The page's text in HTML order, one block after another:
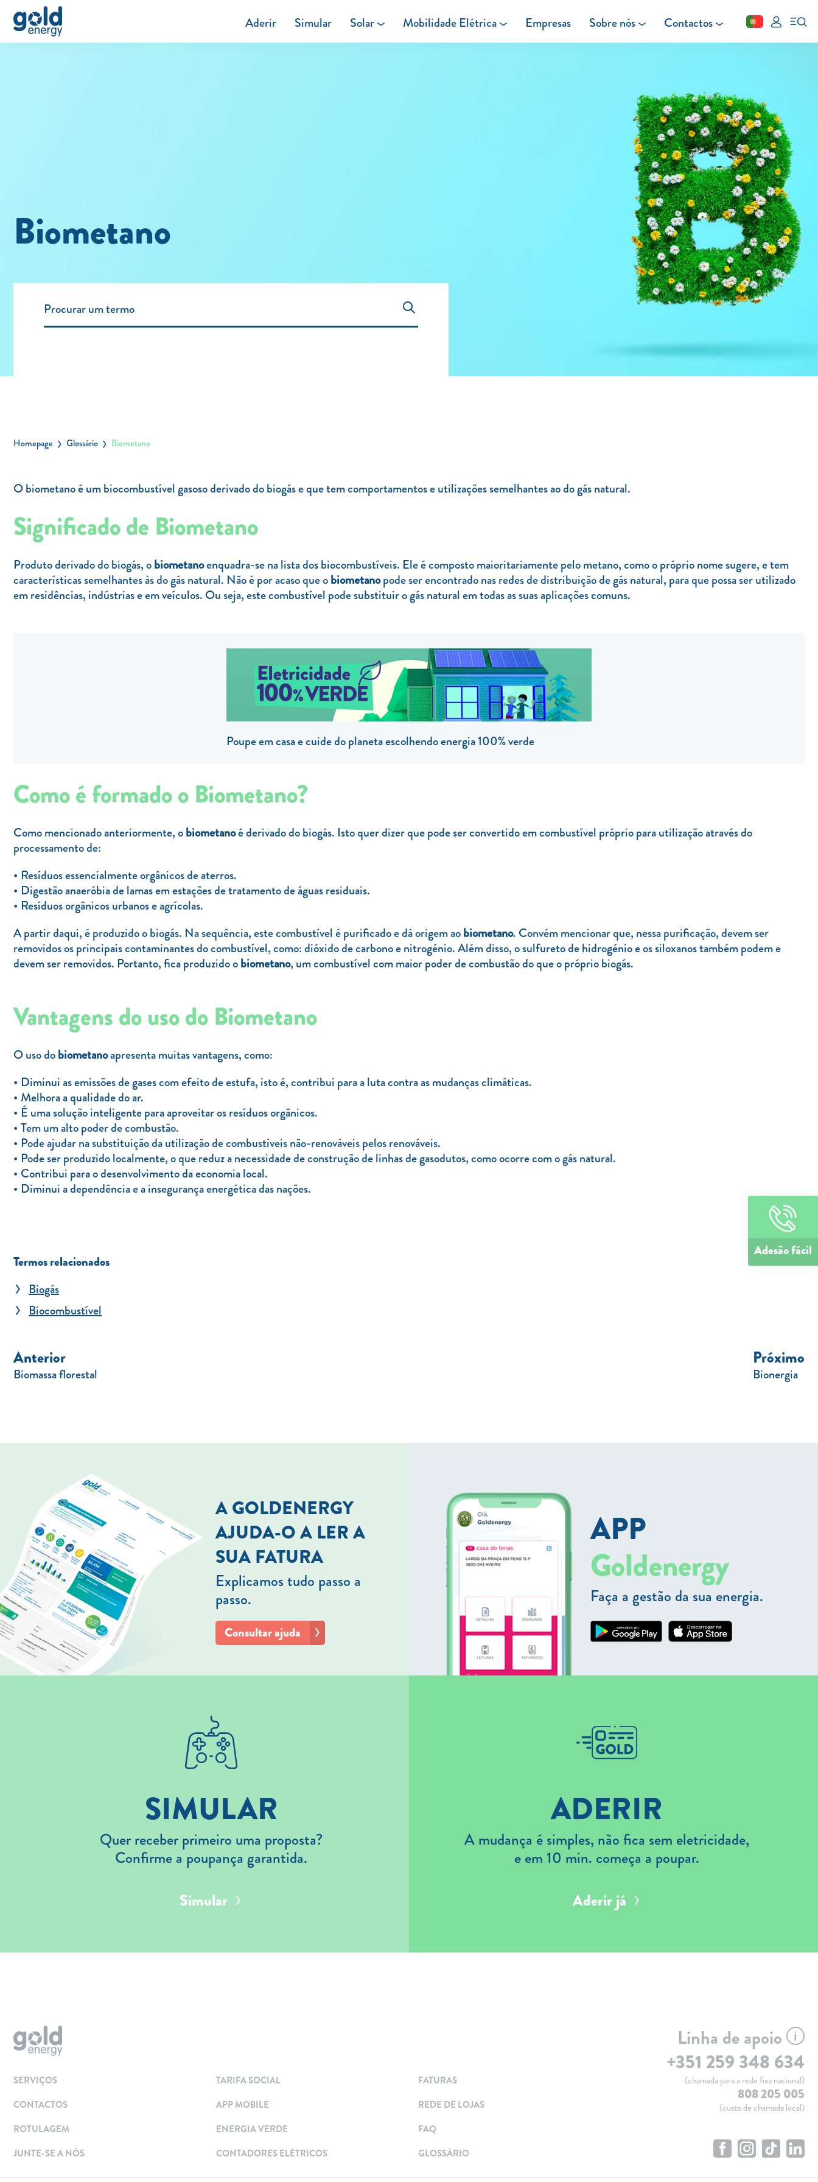
Aderir Simular Solar Mobilidade Elétrica Empresas Sobre nós Contactos
Simular
Solar
Painéis Solares
Excedentes de Produção
Energia verde
Mobilidade Elétrica
Carregar em Casa
Fechar
Biometano
Homepage Glossário Biometano
O biometano é um biocombustível gasoso derivado do biogás e que tem comportamentos e utilizações semelhantes ao do gás natural.
Significado de Biometano
Produto derivado do biogás, obiometanoenquadra-se na lista dos biocombustíveis. Ele é composto maioritariamente pelo metano, como o próprio nome sugere, e tem
características semelhantes às do gás natural. Não é por acaso que obiometanopode ser encontrado nas redes de distribuição de gás natural, para que possa ser utilizado
em residências, indústrias e em veículos. Ou seja, este combustível pode substituir o gás natural em todas as suas aplicações comuns.
Poupe em casa e cuide do planeta escolhendo energia 100% verde
Como é formado o Biometano?
Como mencionado anteriormente, obiometanoé derivado do biogás. Isto quer dizer que pode ser convertido em combustível próprio para utilização através do
processamento de:
Resíduos essencialmente orgânicos de aterros.
Digestão anaeróbia de lamas em estações de tratamento de águas residuais.
Resíduos orgânicos urbanos e agrícolas.
A partir daqui, é produzido o biogás. Na sequência, este combustível é purificado e dá origem aobiometano. Convém mencionar que, nessa purificação, devem ser
removidos os principais contaminantes do combustível, como: dióxido de carbono e nitrogénio. Além disso, o sulfureto de hidrogénio e os siloxanos também podem e
devem ser removidos. Portanto, fica produzido obiometano, um combustível com maior poder de combustão do que o próprio biogás.
Vantagens do uso do Biometano
O uso dobiometanoapresenta muitas vantagens, como:
Diminui as emissões de gases com efeito de estufa, isto é, contribui para a luta contra as mudanças climáticas.
Melhora a qualidade do ar.
É uma solução inteligente para aproveitar os resíduos orgânicos.
Tem um alto poder de combustão.
Pode ajudar na substituição da utilização de combustíveis não-renováveis pelos renováveis.
Pode ser produzido localmente, o que reduz a necessidade de construção de linhas de gasodutos, como ocorre com o gás natural.
Contribui para o desenvolvimento da economia local.
Diminui a dependência e a insegurança energética das nações.
Termos relacionados
Biogás
Biocombustível
Anterior
Biomassa florestal
Próximo
Bionergia
A GOLDENERGY
AJUDA-O A LER A
SUA FATURA
Explicamos tudo passo a
passo.
Consultar ajuda
APP
Goldenergy
Faça a gestão da sua energia.
SIMULAR
Quer receber primeiro uma proposta?
Confirme a poupança garantida.
Simular
ADERIR
A mudança é simples, não fica sem eletricidade,
e em 10 min. começa a poupar.
Aderir já
Adesão fácil
SERVIÇOS
CONTACTOS
ROTULAGEM
JUNTE-SE A NÓS
TARIFA SOCIAL
APP MOBILE
ENERGIA VERDE
CONTADORES ELÉTRICOS
FATURAS
REDE DE LOJAS
FAQ
GLOSSÁRIO
Linha de apoio
+351 259 348 634
(chamada para a rede fixa nacional)
808 205 005
(custo de chamada local)